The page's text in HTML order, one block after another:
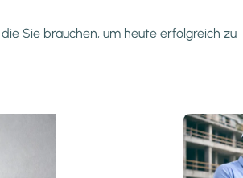
Sie brauchen, um heute erfolgreich zu